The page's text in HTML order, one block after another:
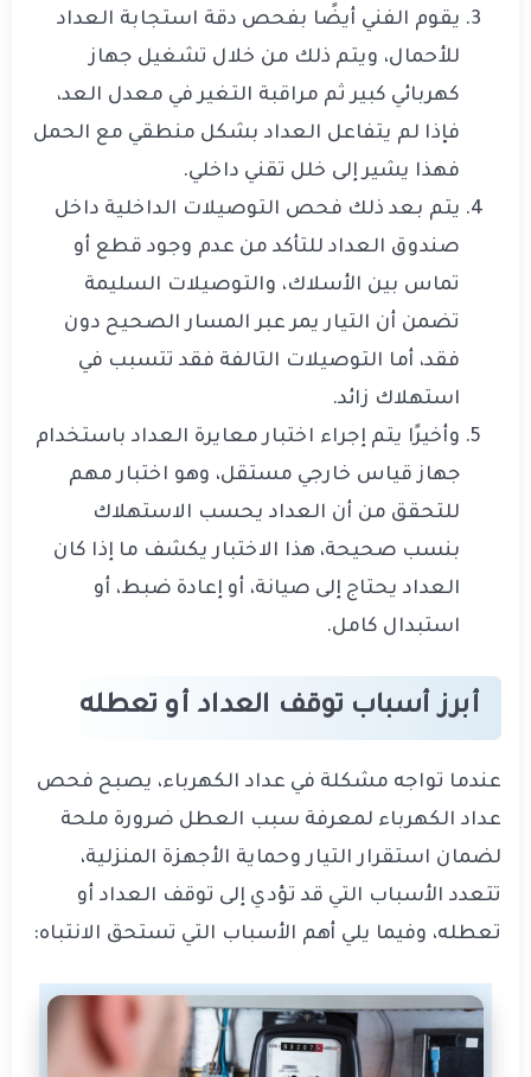
يقوم الفني أيضًا بفحص دقة استجابة العداد
للأحمال، ويتم ذلك من خلال تشغيل جهاز
كهربائي كبير ثم مراقبة التغير في معدل العد،
فإذا لم يتفاعل العداد بشكل منطقي مع الحمل
فهذا يشير إلى خلل تقني داخلي.
يتم بعد ذلك فحص التوصيلات الداخلية داخل
صندوق العداد للتأكد من عدم وجود قطع أو
تماس بين الأسلاك، والتوصيلات السليمة
تضمن أن التيار يمر عبر المسار الصحيح دون
فقد، أما التوصيلات التالفة فقد تتسبب في
استهلاك زائد.
وأخيرًا يتم إجراء اختبار معايرة العداد باستخدام
جهاز قياس خارجي مستقل، وهو اختبار مهم
للتحقق من أن العداد يحسب الاستهلاك
بنسب صحيحة، هذا الاختبار يكشف ما إذا كان
العداد يحتاج إلى صيانة، أو إعادة ضبط، أو
استبدال كامل.
أبرز أسباب توقف العداد أو تعطله
عندما تواجه مشكلة في عداد الكهرباء، يصبح فحص
عداد الكهرباء لمعرفة سبب العطل ضرورة ملحة
لضمان استقرار التيار وحماية الأجهزة المنزلية،
تتعدد الأسباب التي قد تؤدي إلى توقف العداد أو
تعطله، وفيما يلي أهم الأسباب التي تستحق الانتباه: